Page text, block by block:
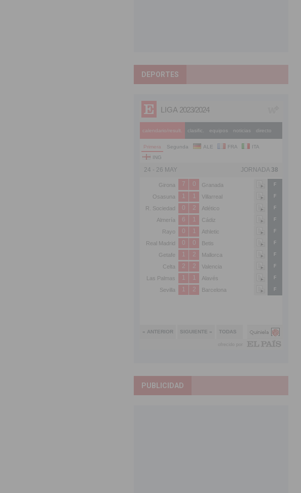
DEPORTES
PUBLICIDAD